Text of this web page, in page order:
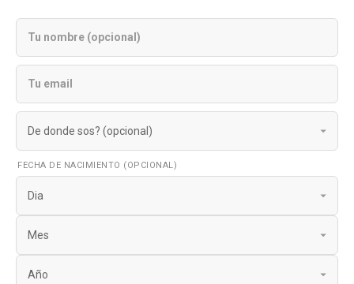
FECHA DE NACIMIENTO (OPCIONAL)